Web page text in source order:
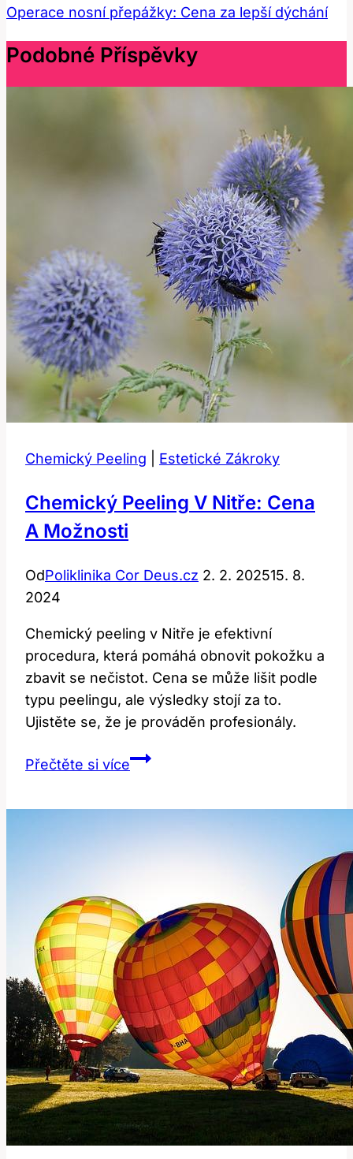
Operace nosní přepážky: Cena za lepší dýchání
Podobné Příspěvky
Chemický Peeling Estetické Zákroky
Chemický Peeling V Nitře: Cena
A Možnosti
OdPoliklinika Cor Deus.cz 2. 2. 202515. 8.
2024
Chemický peeling v Nitře je efektivní
procedura, která pomáhá obnovit pokožku a
zbavit se nečistot. Cena se může lišit podle
typu peelingu, ale výsledky stojí za to.
Ujistěte se, že je prováděn profesionály.
Přečtěte si víceChemický